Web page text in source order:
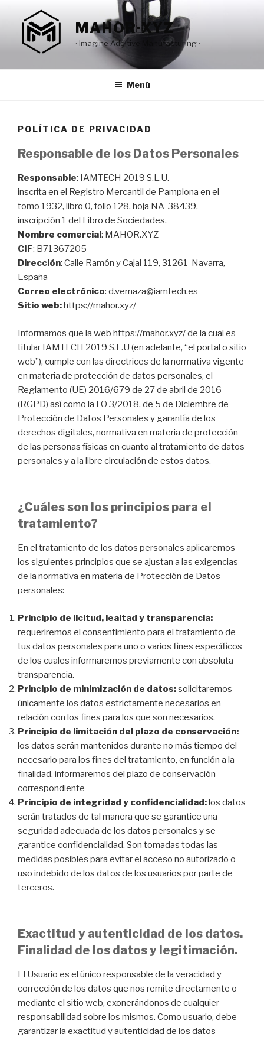
contenido
MAHOR·XYZ
· Imagine Additive Manufacturing ·
Menú
POLÍTICA DE PRIVACIDAD
Responsable de los Datos Personales
Responsable: IAMTECH 2019 S.L.U.
inscrita en el Registro Mercantil de Pamplona en el
tomo 1932, libro 0, folio 128, hoja NA-38439,
inscripción 1 del Libro de Sociedades.
Nombre comercial: MAHOR.XYZ
CIF: B71367205
Dirección: Calle Ramón y Cajal 119, 31261-Navarra,
España
Correo electrónico: d.vernaza@iamtech.es
Sitio web:https://mahor.xyz/
Informamos que la web https://mahor.xyz/ de la cual es
titular IAMTECH 2019 S.L.U (en adelante, “el portal o sitio
web”), cumple con las directrices de la normativa vigente
en materia de protección de datos personales, el
Reglamento (UE) 2016/679 de 27 de abril de 2016
(RGPD) así como la LO 3/2018, de 5 de Diciembre de
Protección de Datos Personales y garantía de los
derechos digitales, normativa en materia de protección
de las personas físicas en cuanto al tratamiento de datos
personales y a la libre circulación de estos datos.
¿Cuáles son los principios para el
tratamiento?
En el tratamiento de los datos personales aplicaremos
los siguientes principios que se ajustan a las exigencias
de la normativa en materia de Protección de Datos
personales:
Principio de licitud, lealtad y transparencia:
requeriremos el consentimiento para el tratamiento de
tus datos personales para uno o varios fines específicos
de los cuales informaremos previamente con absoluta
transparencia.
Principio de minimización de datos:solicitaremos
únicamente los datos estrictamente necesarios en
relación con los fines para los que son necesarios.
Principio de limitación del plazo de conservación:
los datos serán mantenidos durante no más tiempo del
necesario para los fines del tratamiento, en función a la
finalidad, informaremos del plazo de conservación
correspondiente
Principio de integridad y confidencialidad:los datos
serán tratados de tal manera que se garantice una
seguridad adecuada de los datos personales y se
garantice confidencialidad. Son tomadas todas las
medidas posibles para evitar el acceso no autorizado o
uso indebido de los datos de los usuarios por parte de
terceros.
Exactitud y autenticidad de los datos.
Finalidad de los datos y legitimación.
El Usuario es el único responsable de la veracidad y
corrección de los datos que nos remite directamente o
mediante el sitio web, exonerándonos de cualquier
responsabilidad sobre los mismos. Como usuario, debe
garantizar la exactitud y autenticidad de los datos